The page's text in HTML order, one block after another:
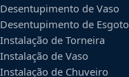
Desentupimento de Vaso
Desentupimento de Esgoto
Instalação de Torneira
Instalação de Vaso
Instalação de Chuveiro